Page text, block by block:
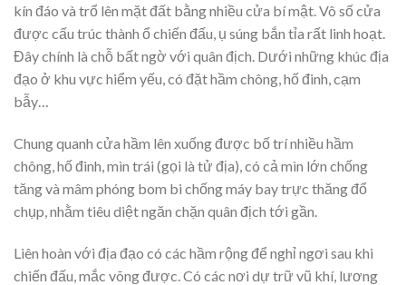
kín đáo và trổ lên mặt đất bằng nhiều cửa bí mật. Vô số cửa
được cấu trúc thành ổ chiến đấu, ụ súng bắn tỉa rất linh hoạt.
Đây chính là chỗ bất ngờ với quân địch. Dưới những khúc địa
đạo ở khu vực hiểm yếu, có đặt hầm chông, hố đinh, cạm
bẫy…
Chung quanh cửa hầm lên xuống được bố trí nhiều hầm
chông, hố đinh, mìn trái (gọi là tử địa), có cả mìn lớn chống
tăng và mâm phóng bom bi chống máy bay trực thăng đổ
chụp, nhằm tiêu diệt ngăn chặn quân địch tới gần.
Liên hoàn với địa đạo có các hầm rộng để nghỉ ngơi sau khi
chiến đấu, mắc võng được. Có các nơi dự trữ vũ khí, lương